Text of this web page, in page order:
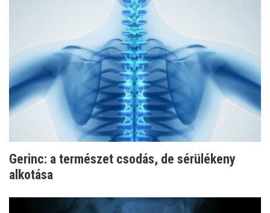
Gerinc: a természet csodás, de sérülékeny
alkotása